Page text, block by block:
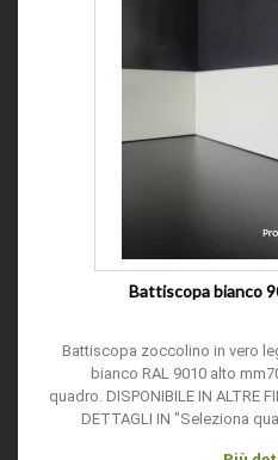
Battiscopa bianco
Battiscopa zoccolino in vero
bianco RAL 9010 alto
quadro. DISPONIBILE IN ALTRE
DETTAGLI IN "Seleziona